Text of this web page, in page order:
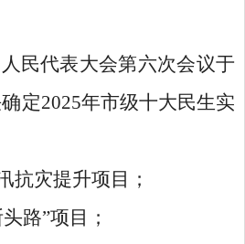
民代表大会第六次会议于
定2025年市级十大民生实
抗灾提升项目；
路”项目；